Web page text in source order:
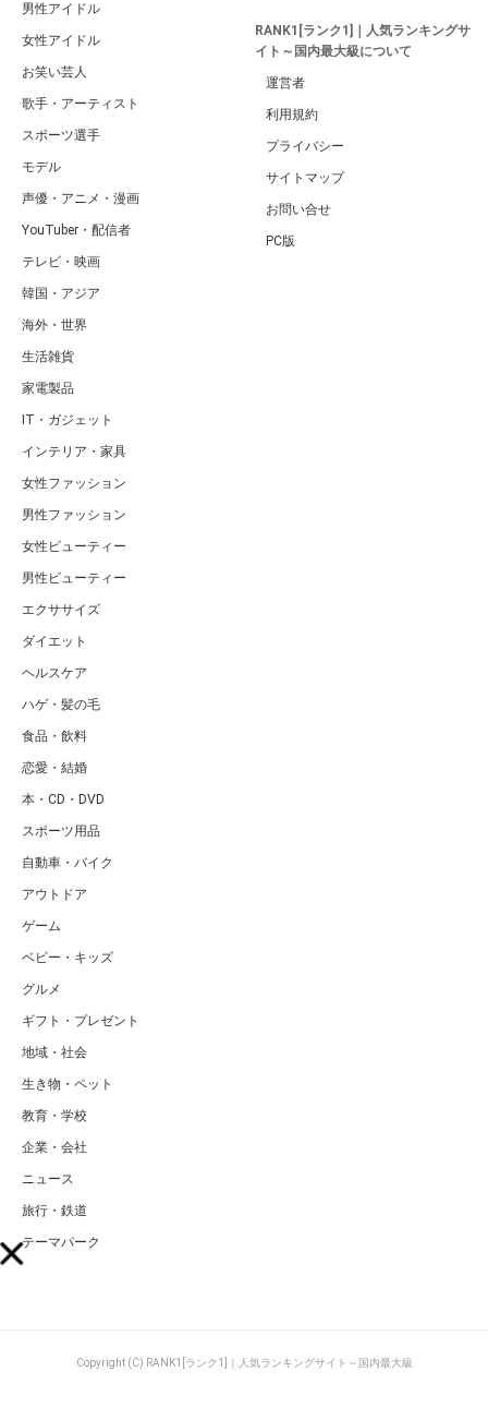
男性アイドル
女性アイドル
お笑い芸人
歌手・アーティスト
スポーツ選手
モデル
声優・アニメ・漫画
YouTuber・配信者
テレビ・映画
韓国・アジア
海外・世界
生活雑貨
家電製品
IT・ガジェット
インテリア・家具
女性ファッション
男性ファッション
女性ビューティー
男性ビューティー
エクササイズ
ダイエット
ヘルスケア
ハゲ・髪の毛
食品・飲料
恋愛・結婚
本・CD・DVD
スポーツ用品
自動車・バイク
アウトドア
ゲーム
ベビー・キッズ
グルメ
ギフト・プレゼント
地域・社会
生き物・ペット
教育・学校
企業・会社
ニュース
旅行・鉄道
テーマパーク
RANK1[ランク1]｜人気ランキングサ
イト～国内最大級について
運営者
利用規約
プライバシー
サイトマップ
お問い合せ
PC版
Copyright (C) RANK1[ランク1]｜人気ランキングサイト～国内最大級